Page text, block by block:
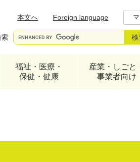
本文へ
Foreign language
索
福祉・医療・
保健・健康
産業・しごと
事業者向け